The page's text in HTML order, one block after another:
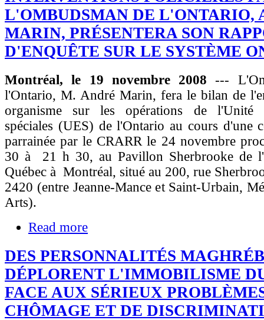
L'OMBUDSMAN DE L'ONTARIO,
MARIN, PRÉSENTERA SON
D'ENQUÊTE SUR LE SYSTÈME
Montréal, le 19 novembre 2008 ---
l'Ontario, M. André Marin, fera le bilan de
organisme sur les opérations de l'Unité
spéciales (UES) de l'Ontario au cours d'une
parrainée par le CRARR le 24 novembre
30 à 21 h 30, au Pavillon Sherbrooke de
Québec à Montréal, situé au 200, rue
2420 (entre Jeanne-Mance et Saint-Urbain,
Arts).
Read more
DES PERSONNALITÉS
DÉPLORENT L'IMMOBILISME
FACE AUX SÉRIEUX
CHÔMAGE ET DE